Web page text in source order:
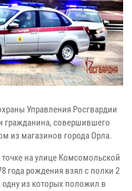
Управления Росгвардии
гражданина, совершившего
из магазинов города Орла.
на улице Комсомольской
года рождения взял с полки 2
из которых положил в